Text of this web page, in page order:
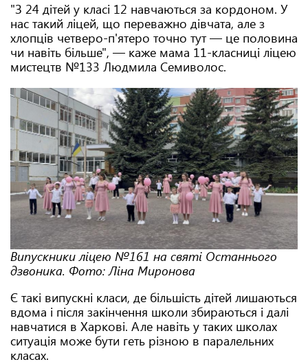
"З 24 дітей у класі 12 навчаються за кордоном. У
нас такий ліцей, що переважно дівчата, але з
хлопців четверо-п'ятеро точно тут — це половина
чи навіть більше", — каже мама 11-класниці ліцею
мистецтв №133 Людмила Семиволос.
Випускники ліцею №161 на святі Останнього
дзвоника. Фото: Ліна Миронова
Є такі випускні класи, де більшість дітей лишаються
вдома і після закінчення школи збираються і далі
навчатися в Харкові. Але навіть у таких школах
ситуація може бути геть різною в паралельних
класах.